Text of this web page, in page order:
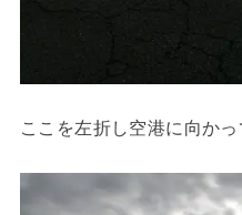
ここを左折し空港に向か